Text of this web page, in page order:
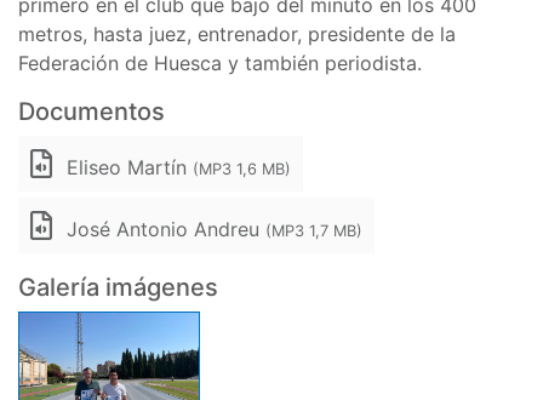
primero en el club que bajó del minuto en los 400
metros, hasta juez, entrenador, presidente de la
Federación de Huesca y también periodista.
Documentos
Eliseo Martín (MP3 1,6 MB)
José Antonio Andreu (MP3 1,7 MB)
Galería imágenes